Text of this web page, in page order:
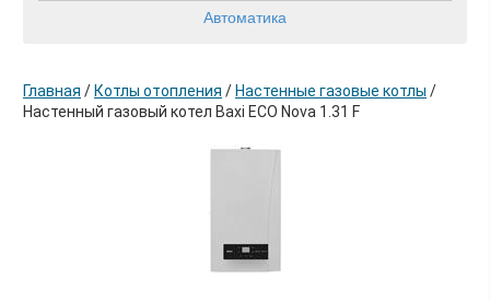
Автоматика
Главная / Котлы отопления / Настенные газовые котлы /
Настенный газовый котел Baxi ECO Nova 1.31 F